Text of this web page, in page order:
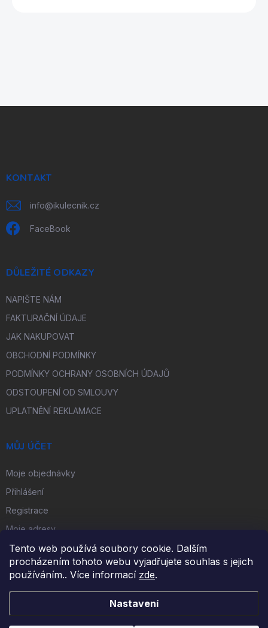
Tento web používá soubory cookie. Dalším
procházením tohoto webu vyjadřujete souhlas s jejich
používáním.. Více informací zde.
Nastavení
KONTAKT
info@ikulecnik.cz
FaceBook
DŮLEŽITÉ ODKAZY
NAPIŠTE NÁM
FAKTURAČNÍ ÚDAJE
JAK NAKUPOVAT
OBCHODNÍ PODMÍNKY
PODMÍNKY OCHRANY OSOBNÍCH ÚDAJŮ
ODSTOUPENÍ OD SMLOUVY
UPLATNĚNÍ REKLAMACE
MŮJ ÚČET
Moje objednávky
Přihlášení
Registrace
Moje adresy
FACEBOOK